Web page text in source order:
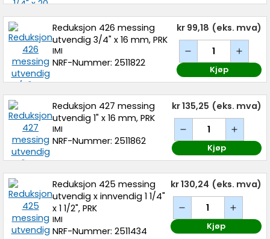
Reduksjon 426 messing
utvendig 3/4" x 16 mm, PRK
IMI
NRF-Nummer: 2511822
kr 99,18 (eks. mva)
Kjøp
Reduksjon 427 messing
utvendig 1" x 16 mm, PRK
IMI
NRF-Nummer: 2511862
kr 135,25 (eks. mva)
Kjøp
Reduksjon 425 messing
utvendig x innvendig 1 1/4"
x 1 1/2", PRK
IMI
NRF-Nummer: 2511434
kr 130,24 (eks. mva)
Kjøp